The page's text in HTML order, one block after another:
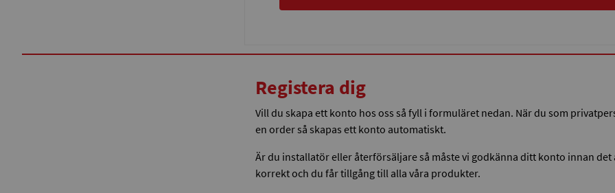
Registera dig
Vill du skapa ett konto hos oss så fyll i formuläret nedan. När du som
en order så skapas ett konto automatiskt.
Är du installatör eller återförsäljare så måste vi godkänna ditt konto innan det
korrekt och du får tillgång till alla våra produkter.